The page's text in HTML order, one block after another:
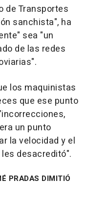
de Transportes
sanchista", ha
sea "un
de las redes
los maquinistas
que ese punto
un punto
la velocidad y el
desacreditó".
PRADAS DIMITIÓ